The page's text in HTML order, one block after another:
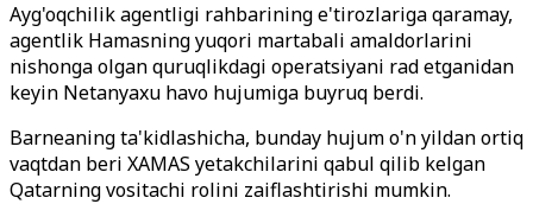
Ayg'oqchilik agentligi rahbarining e'tirozlariga qaramay,
agentlik Hamasning yuqori martabali amaldorlarini
nishonga olgan quruqlikdagi operatsiyani rad etganidan
keyin Netanyaxu havo hujumiga buyruq berdi.
Barneaning ta'kidlashicha, bunday hujum o'n yildan ortiq
vaqtdan beri XAMAS yetakchilarini qabul qilib kelgan
Qatarning vositachi rolini zaiflashtirishi mumkin.